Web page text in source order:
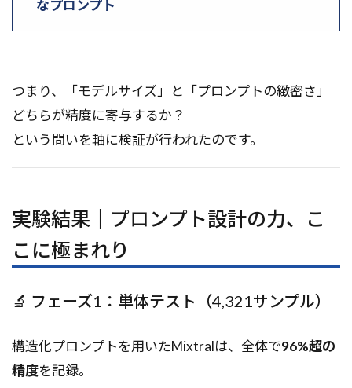
なプロンプト
つまり、「モデルサイズ」と「プロンプトの緻密さ」
どちらが精度に寄与するか？
という問いを軸に検証が行われたのです。
実験結果｜プロンプト設計の力、こ
こに極まれり
🔬 フェーズ1：単体テスト（4,321サンプル）
構造化プロンプトを用いたMixtralは、全体で96%超の
精度を記録。